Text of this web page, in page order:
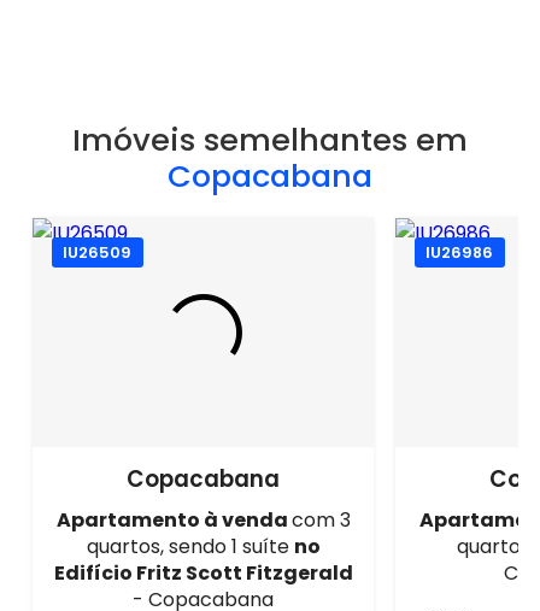
Imóveis semelhantes em
Copacabana
IU26509
Copacabana
Apartamento à vendacom 3
quartos, sendo 1 suíte no
Edifício Fritz Scott Fitzgerald
- Copacabana
IU26986
quartos,